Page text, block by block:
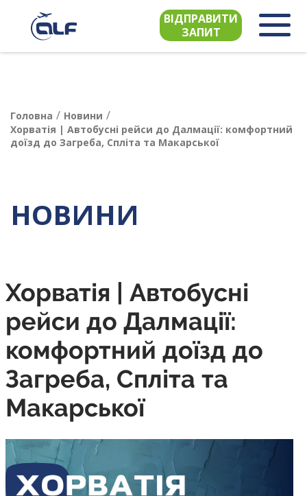
ВІДПРАВИТИ
ЗАПИТ
Головна / Новини /
Хорватія | Автобусні рейси до Далмації: комфортний
доїзд до Загреба, Спліта та Макарської
НОВИНИ
Хорватія | Автобусні
рейси до Далмації:
комфортний доїзд до
Загреба, Спліта та
Макарської